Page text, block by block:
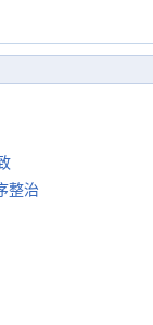
整治